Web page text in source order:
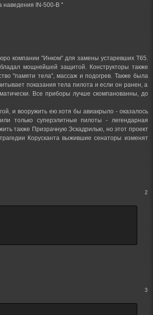
наведения IN-500-B "
компании "Инком" для замены устаревших Т65.
мощнейшей защитой. Конструкторы также
"памяти тела", массаж и подогрев. Также была
показания тела пилота и если он ранен, а
Все приборы лучше скомпанованны, до
и вооружить ею хотя бы авиакрыло - оказалось
только суперэлитные пилоты - легендарная
также Призрачную Эскадрилью, но этот проект
Корусканта выжившие сенаторы изменят
2
3